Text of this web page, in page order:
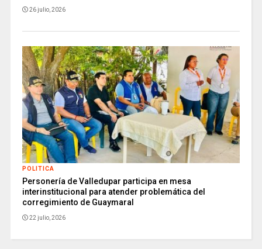
26 julio, 2026
POLITICA
Personería de Valledupar participa en mesa
interinstitucional para atender problemática del
corregimiento de Guaymaral
22 julio, 2026